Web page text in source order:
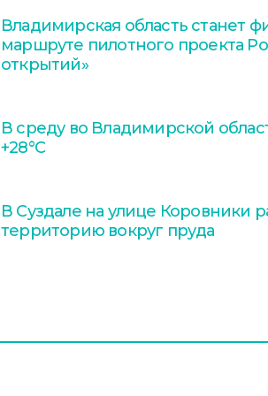
Владимирская область станет
маршруте пилотного проекта
открытий»
В среду во Владимирской
+28°С
В Суздале на улице Коровники
территорию вокруг пруда